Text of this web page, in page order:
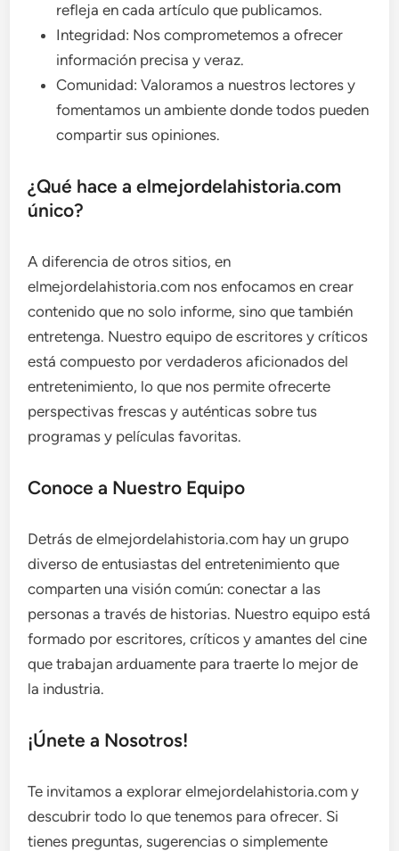
refleja en cada artículo que publicamos.
Integridad: Nos comprometemos a ofrecer
información precisa y veraz.
Comunidad: Valoramos a nuestros lectores y
fomentamos un ambiente donde todos pueden
compartir sus opiniones.
¿Qué hace a elmejordelahistoria.com
único?
A diferencia de otros sitios, en
elmejordelahistoria.com nos enfocamos en crear
contenido que no solo informe, sino que también
entretenga. Nuestro equipo de escritores y críticos
está compuesto por verdaderos aficionados del
entretenimiento, lo que nos permite ofrecerte
perspectivas frescas y auténticas sobre tus
programas y películas favoritas.
Conoce a Nuestro Equipo
Detrás de elmejordelahistoria.com hay un grupo
diverso de entusiastas del entretenimiento que
comparten una visión común: conectar a las
personas a través de historias. Nuestro equipo está
formado por escritores, críticos y amantes del cine
que trabajan arduamente para traerte lo mejor de
la industria.
¡Únete a Nosotros!
Te invitamos a explorar elmejordelahistoria.com y
descubrir todo lo que tenemos para ofrecer. Si
tienes preguntas, sugerencias o simplemente